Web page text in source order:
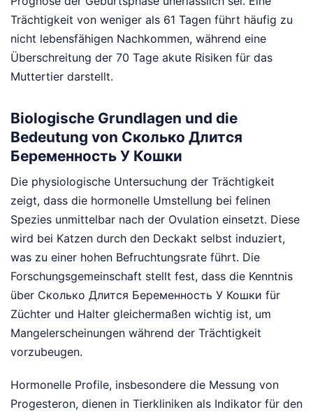
Trächtigkeit von weniger als 61 Tagen führt häufig zu
nicht lebensfähigen Nachkommen, während eine
Überschreitung der 70 Tage akute Risiken für das
Muttertier darstellt.
Biologische Grundlagen und die
Bedeutung von Сколько Длится
Беременность У Кошки
Die physiologische Untersuchung der Trächtigkeit
zeigt, dass die hormonelle Umstellung bei felinen
Spezies unmittelbar nach der Ovulation einsetzt. Diese
wird bei Katzen durch den Deckakt selbst induziert,
was zu einer hohen Befruchtungsrate führt. Die
Forschungsgemeinschaft stellt fest, dass die Kenntnis
über Сколько Длится Беременность У Кошки für
Züchter und Halter gleichermaßen wichtig ist, um
Mangelerscheinungen während der Trächtigkeit
vorzubeugen.
Hormonelle Profile, insbesondere die Messung von
Progesteron, dienen in Tierkliniken als Indikator für den